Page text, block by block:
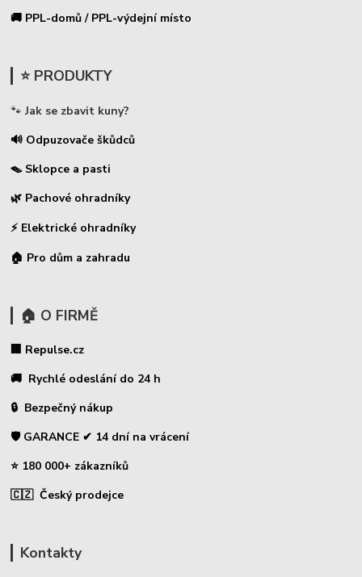
🚚 PPL-domů / PPL-výdejní místo
⭐ PRODUKTY
🐾 Jak se zbavit kuny?
🔊 Odpuzovače škůdců
🪤 Sklopce a pasti
🌿 Pachové ohradníky
⚡ Elektrické ohradníky
🏠 Pro dům a zahradu
🏠 O FIRMĚ
🏢 Repulse.cz
🚚 Rychlé odeslání do 24 h
🔒 Bezpečný nákup
🛡️ GARANCE ✔ 14 dní na vrácení
⭐ 180 000+ zákazníků
🇨🇿 Český prodejce
Kontakty